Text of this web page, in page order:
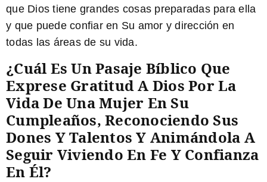
que Dios tiene grandes cosas preparadas para ella
y que puede confiar en Su amor y dirección en
todas las áreas de su vida.
¿Cuál Es Un Pasaje Bíblico Que
Exprese Gratitud A Dios Por La
Vida De Una Mujer En Su
Cumpleaños, Reconociendo Sus
Dones Y Talentos Y Animándola A
Seguir Viviendo En Fe Y Confianza
En Él?